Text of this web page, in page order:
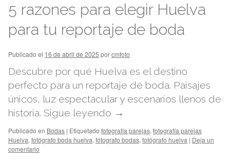
5 razones para elegir Huelva
para tu reportaje de boda
Publicado el 16 de abril de 2025 porcmfoto
Descubre por qué Huelva es el destino
perfecto para un reportaje de boda. Paisajes
únicos, luz espectacular y escenarios llenos de
historia. Sigue leyendo →
Publicado en Bodas | Etiquetado fotografía parejas, fotografía parejas
Huelva, fotógrafo boda huelva, fótografo bodas, fotógrafo huelva | Deja un
comentario